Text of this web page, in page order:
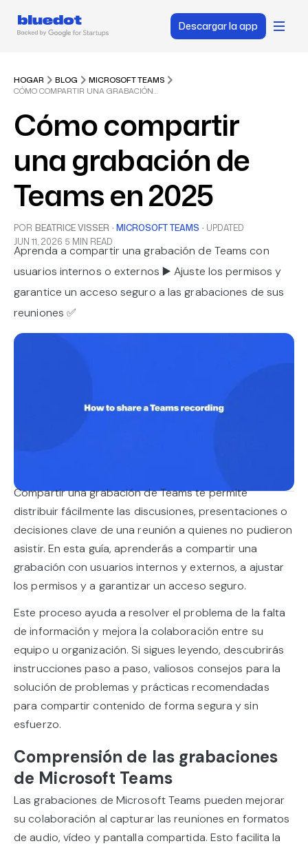
Descargar la app
HOGAR BLOG
MICROSOFT TEAMS
CÓMO COMPARTIR UNA GRABACIÓN DE TEAMS EN 2025
Cómo compartir
una grabación de
Teams en 2025
POR BEATRICE VISSER · MICROSOFT TEAMS · UPDATED
JUN 11, 2026 5 MIN READ
Aprenda a compartir una grabación de Teams con
usuarios internos o externos ▶️ Ajuste los permisos y
garantice un acceso seguro a las grabaciones de sus
reuniones ✅
Compartir una grabación de Teams te permite
distribuir fácilmente las discusiones, presentaciones o
decisiones clave de una reunión a quienes no pudieron
asistir. En esta guía, aprenderás a compartir una
grabación con usuarios internos y externos, a ajustar
los permisos y a garantizar un acceso seguro.
Este proceso ayuda a resolver el problema de la falta
de información y mejora la colaboración entre su
equipo u organización. Si sigues leyendo, descubrirás
instrucciones paso a paso, valiosos consejos para la
solución de problemas y prácticas recomendadas
para compartir contenido de forma segura y sin
esfuerzo.
Comprensión de las grabaciones
de Microsoft Teams
Las grabaciones de Microsoft Teams pueden mejorar
su colaboración al capturar las reuniones en formatos
de audio, vídeo y pantalla compartida. Esto facilita la